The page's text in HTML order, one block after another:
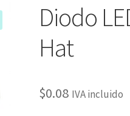
Diodo
Hat
$0.08 IVA incluido